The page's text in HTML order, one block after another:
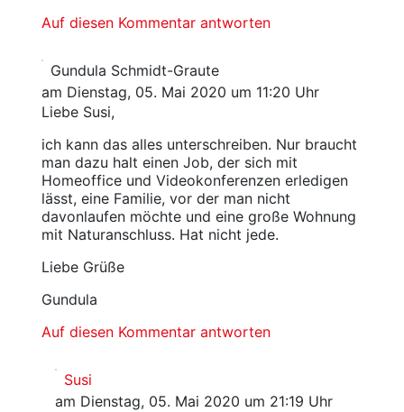
Auf diesen Kommentar antworten
Gundula Schmidt-Graute
am Dienstag, 05. Mai 2020 um 11:20 Uhr
Liebe Susi,
ich kann das alles unterschreiben. Nur braucht
man dazu halt einen Job, der sich mit
Homeoffice und Videokonferenzen erledigen
lässt, eine Familie, vor der man nicht
davonlaufen möchte und eine große Wohnung
mit Naturanschluss. Hat nicht jede.
Liebe Grüße
Gundula
Auf diesen Kommentar antworten
Susi
am Dienstag, 05. Mai 2020 um 21:19 Uhr